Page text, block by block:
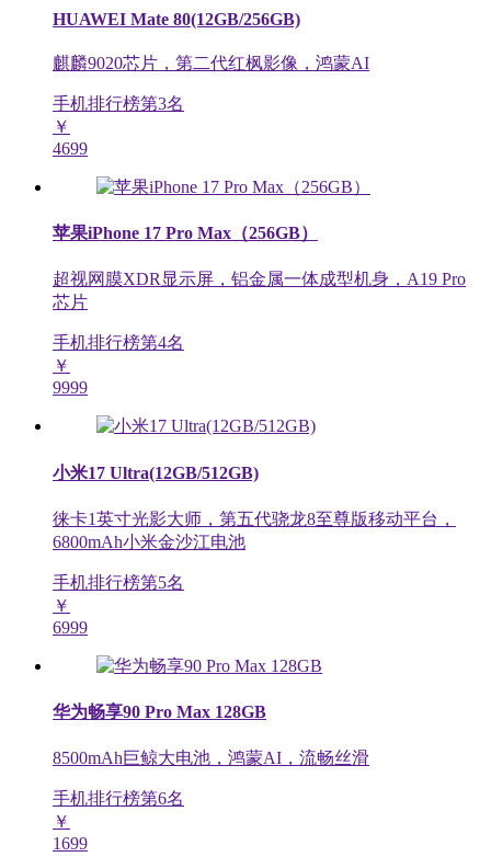
HUAWEI Mate 80(12GB/256GB)
麒麟9020芯片，第二代红枫影像，鸿蒙AI
手机排行榜第3名
￥
4699
苹果iPhone 17 Pro Max（256GB）
超视网膜XDR显示屏，铝金属一体成型机身，A19 Pro
芯片
手机排行榜第4名
￥
9999
小米17 Ultra(12GB/512GB)
徕卡1英寸光影大师，第五代骁龙8至尊版移动平台，
6800mAh小米金沙江电池
手机排行榜第5名
￥
6999
华为畅享90 Pro Max 128GB
8500mAh巨鲸大电池，鸿蒙AI，流畅丝滑
手机排行榜第6名
￥
1699